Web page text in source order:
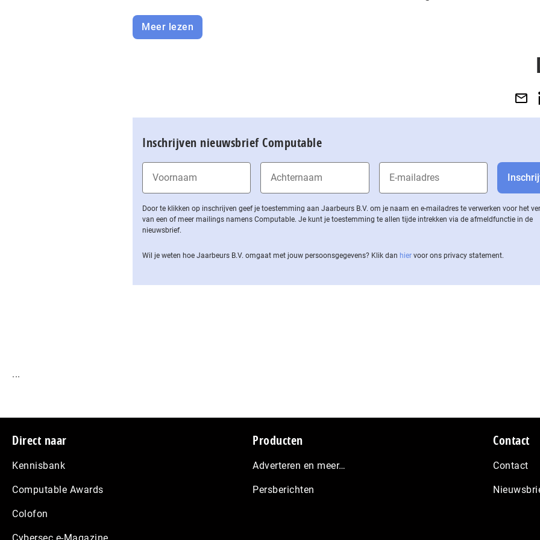
Meer lezen
Inschrijven nieuwsbrief Computable
Door te klikken op inschrijven geef je toestemming aan Jaarbeurs B.V. om je naam en e-mailadres te verwerken voor het
van een of meer mailings namens Computable. Je kunt je toestemming te allen tijde intrekken via de af­meld­func­tie in de
nieuwsbrief.
Wil je weten hoe Jaarbeurs B.V. omgaat met jouw per­soons­ge­ge­vens? Klik dan hier voor ons privacy statement.
...
Footer
Direct naar
Kennisbank
Computable Awards
Colofon
Producten
Adverteren en meer…
Persberichten
Contact
Contact